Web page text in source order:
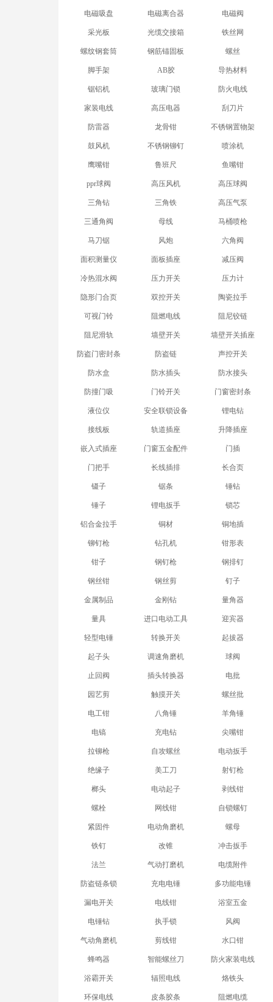
电磁吸盘 电磁离合器 电磁阀
采光板 光缆交接箱 铁丝网
螺纹钢套筒 钢筋锚固板 螺丝
脚手架 AB胶 导热材料
锯铝机 玻璃门锁 防火电线
家装电线 高压电器 刮刀片
防雷器 龙骨钳 不锈钢置物架
鼓风机 不锈钢铆钉 喷涂机
鹰嘴钳 鲁班尺 鱼嘴钳
ppr球阀 高压风机 高压球阀
三角钻 三角铁 高压气泵
三通角阀 母线 马桶喷枪
马刀锯 风炮 六角阀
面积测量仪 面板插座 减压阀
冷热混水阀 压力开关 压力计
隐形门合页 双控开关 陶瓷拉手
可视门铃 阻燃电线 阻尼铰链
阻尼滑轨 墙壁开关 墙壁开关插座
防盗门密封条 防盗链 声控开关
防水盒 防水插头 防水接头
防撞门吸 门铃开关 门窗密封条
液位仪 安全联锁设备 锂电钻
接线板 轨道插座 升降插座
嵌入式插座 门窗五金配件 门插
门把手 长线插排 长合页
镊子 锯条 锤钻
锤子 锂电扳手 锁芯
铝合金拉手 铜材 铜地插
铆钉枪 钻孔机 钳形表
钳子 钢钉枪 钢排钉
钢丝钳 钢丝剪 钉子
金属制品 金刚钻 量角器
量具 进口电动工具 迎宾器
轻型电锤 转换开关 起拔器
起子头 调速角磨机 球阀
止回阀 插头转换器 电批
园艺剪 触摸开关 螺丝批
电工钳 八角锤 羊角锤
电镐 充电钻 尖嘴钳
拉铆枪 自攻螺丝 电动扳手
绝缘子 美工刀 射钉枪
榔头 电动起子 剥线钳
螺栓 网线钳 自锁螺钉
紧固件 电动角磨机 螺母
铁钉 改锥 冲击扳手
法兰 气动打磨机 电缆附件
防盗链条锁 充电电锤 多功能电锤
漏电开关 电线钳 浴室五金
电锤钻 执手锁 风阀
气动角磨机 剪线钳 水口钳
蜂鸣器 智能螺丝刀 防火家装电线
浴霸开关 辐照电线 烙铁头
环保电线 皮条胶条 阻燃电缆